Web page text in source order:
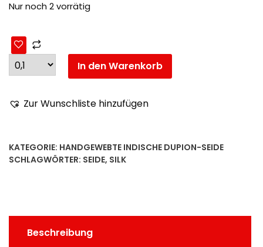
Nur noch 2 vorrätig
In den Warenkorb
Zur Wunschliste hinzufügen
KATEGORIE: HANDGEWEBTE INDISCHE DUPION-SEIDE
SCHLAGWÖRTER: SEIDE, SILK
Beschreibung